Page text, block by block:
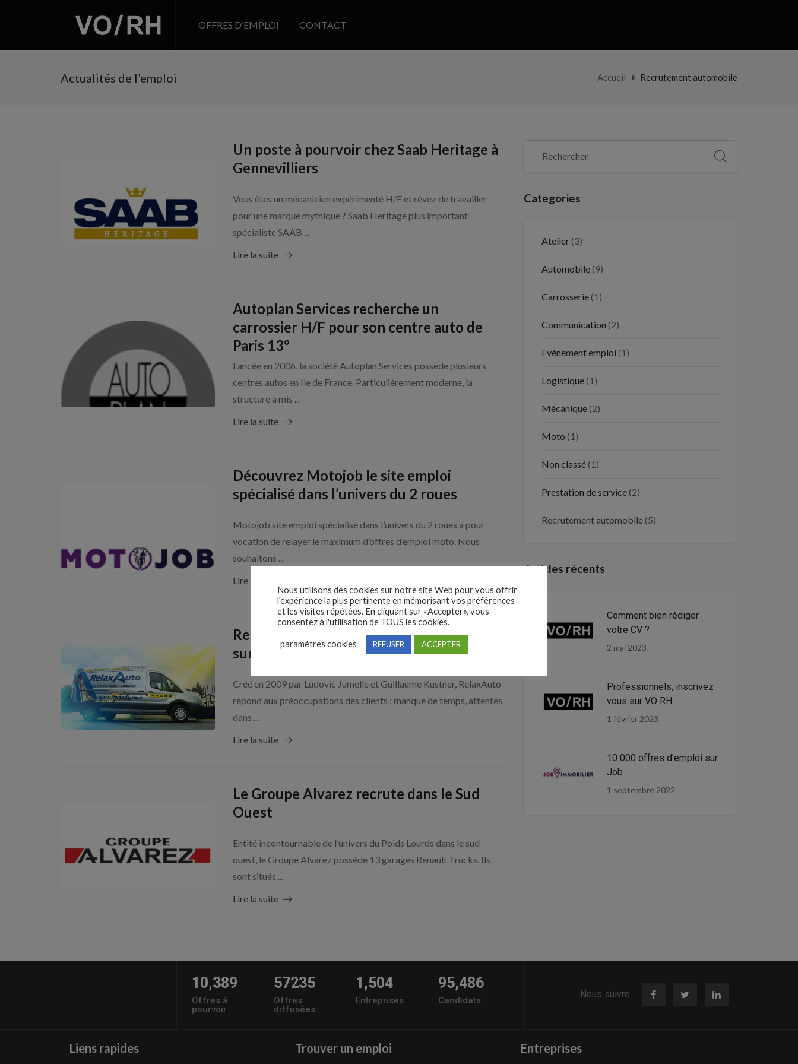
OFFRES D’EMPLOI CONTACT
Actualités de l'emploi Accueil Recrutement automobile
Un poste à pourvoir chez Saab Heritage à
Gennevilliers
Vous êtes un mécanicien expérimenté H/F et rêvez de travailler
pour une marque mythique ? Saab Heritage plus important
spécialiste SAAB ...
Lire la suite
Autoplan Services recherche un
carrossier H/F pour son centre auto de
Paris 13°
Lancée en 2006, la société Autoplan Services possède plusieurs
centres autos en Ile de France. Particulièrement moderne, la
structure a mis ...
Lire la suite
Découvrez Motojob le site emploi
spécialisé dans l’univers du 2 roues
Motojob site emploi spécialisé dans l’univers du 2 roues a pour
vocation de relayer le maximum d’offres d’emploi moto. Nous
souhaitons ...
Lire la suite
RelaxAuto recrute ses futurs franchisés
sur toute la France
Créé en 2009 par Ludovic Jumelle et Guillaume Kustner, RelaxAuto
répond aux préoccupations des clients : manque de temps, attentes
dans ...
Lire la suite
Le Groupe Alvarez recrute dans le Sud
Ouest
Entité incontournable de l’univers du Poids Lourds dans le sud-
ouest, le Groupe Alvarez possède 13 garages Renault Trucks. Ils
sont situés ...
Lire la suite
Categories
Atelier (3)
Automobile (9)
Carrosserie (1)
Communication (2)
Evènement emploi (1)
Logistique (1)
Mécanique (2)
Moto (1)
Non classé (1)
Prestation de service (2)
Recrutement automobile (5)
Articles récents
Comment bien rédiger
votre CV ?
2 mai 2023
Professionnels, inscrivez
vous sur VO RH
1 février 2023
10 000 offres d’emploi sur
Job
1 septembre 2022
10,389
Offres à
pourvoir
57235
Offres
diffusées
1,504
Entreprises
95,486
Candidats
Nous suivre
Liens rapides Trouver un emploi Entreprises
Nous utilisons des cookies sur notre site Web pour vous offrir
l'expérience la plus pertinente en mémorisant vos préférences
et les visites répétées. En cliquant sur «Accepter», vous
consentez à l'utilisation de TOUS les cookies.
paramètres cookies REFUSER ACCEPTER